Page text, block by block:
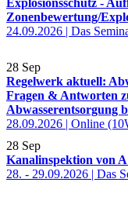
Zonenbewertung/
24.09.2026 | Das
28 Sep
Regelwerk aktuell:
Fragen & Antworten
Abwasserentsorgung
28.09.2026 | Online
28 Sep
Kanalinspektion von
28. - 29.09.2026 | Das